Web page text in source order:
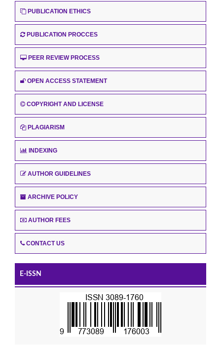
PUBLICATION ETHICS
PUBLICATION PROCCES
PEER REVIEW PROCESS
OPEN ACCESS STATEMENT
COPYRIGHT AND LICENSE
PLAGIARISM
INDEXING
AUTHOR GUIDELINES
ARCHIVE POLICY
AUTHOR FEES
CONTACT US
E-ISSN